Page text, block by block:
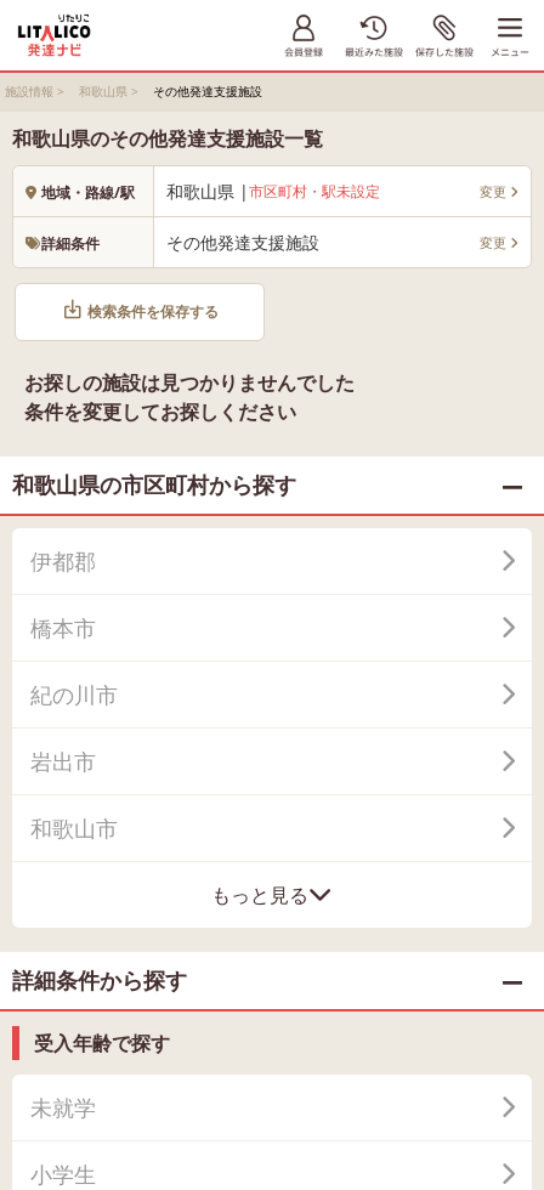
施設情報 > 和歌山県 > その他発達支援施設
和歌山県のその他発達支援施設一覧
地域・路線/駅 和歌山県 |市区町村・駅未設定 変更
詳細条件 その他発達支援施設 変更
検索条件を保存する
お探しの施設は見つかりませんでした
条件を変更してお探しください
和歌山県の市区町村から探す
伊都郡
橋本市
紀の川市
岩出市
和歌山市
もっと見る
詳細条件から探す
受入年齢で探す
未就学
小学生